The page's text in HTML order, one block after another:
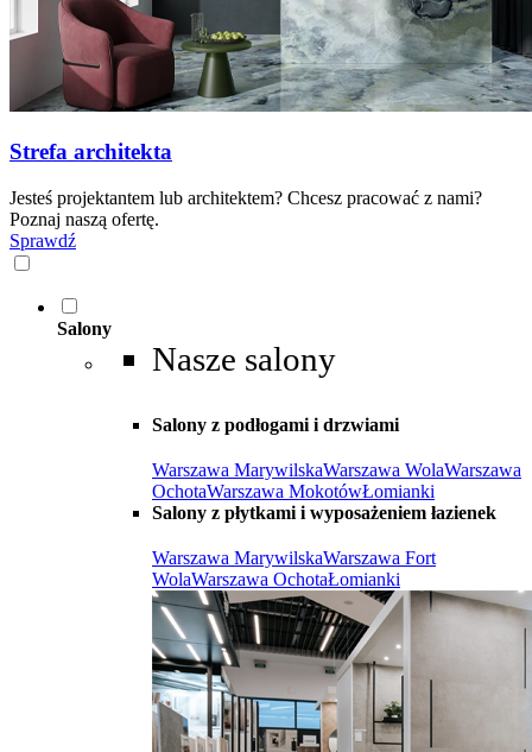
Strefa architekta
Jesteś projektantem lub architektem? Chcesz pracować z nami?
Poznaj naszą ofertę.
Sprawdź
Salony
Nasze salony
Salony z podłogami i drzwiami
Warszawa MarywilskaWarszawa WolaWarszawa
OchotaWarszawa MokotówŁomianki
Salony z płytkami i wyposażeniem łazienek
Warszawa MarywilskaWarszawa Fort
WolaWarszawa OchotaŁomianki